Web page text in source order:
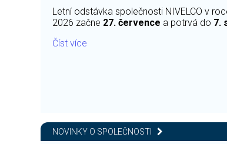
Letní odstávka společnosti NIVELCO v
2026 začne 27. července a potrvá do 7.
Číst více
NOVINKY O SPOLEČNOSTI